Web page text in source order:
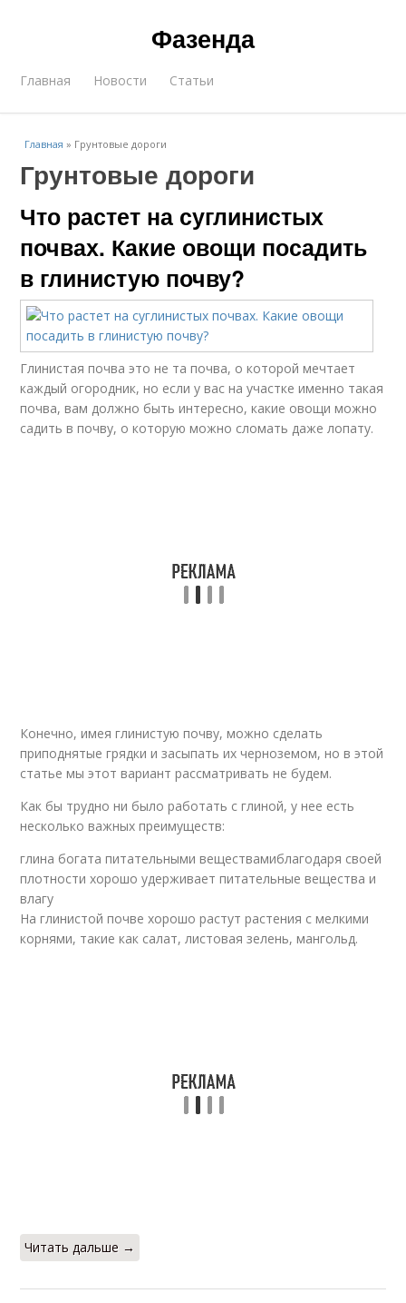
Фазенда
Главная Новости Статьи
Главная » Грунтовые дороги
Грунтовые дороги
Что растет на суглинистых
почвах. Какие овощи посадить
в глинистую почву?
Глинистая почва это не та почва, о которой мечтает
каждый огородник, но если у вас на участке именно такая
почва, вам должно быть интересно, какие овощи можно
садить в почву, о которую можно сломать даже лопату.
Конечно, имея глинистую почву, можно сделать
приподнятые грядки и засыпать их черноземом, но в этой
статье мы этот вариант рассматривать не будем.
Как бы трудно ни было работать с глиной, у нее есть
несколько важных преимуществ:
глина богата питательными веществамиблагодаря своей
плотности хорошо удерживает питательные вещества и
влагу
На глинистой почве хорошо растут растения с мелкими
корнями, такие как салат, листовая зелень, мангольд.
Читать дальше →